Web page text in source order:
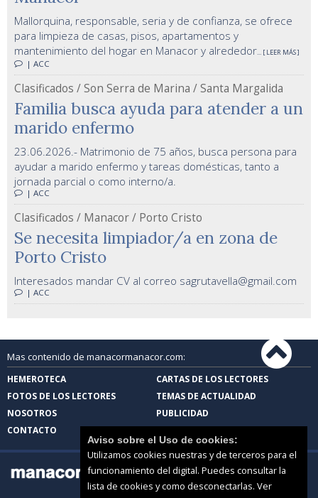
Mallorquina, responsable, seria y de confianza, se ofrece
para limpieza de casas, pisos, apartamentos y
mantenimiento del hogar en Manacor y alrededor... [ LEER MÁS ]
| ACC
Clasificados / Son Serra de Marina / Santa Margalida
Familia busca ayuda para atender a un
marido enfermo
23.06.2026.- Matrimonio de 75 años, busca persona para
ayudar a marido enfermo y tareas domésticas, tanto a
jornada parcial o como interno/a.
| ACC
Clasificados / Manacor / Porto Cristo
Se necesita limpiador/a en zona de
Porto Cristo
Interesados mandar CV al correo sagrutavella@gmail.com
| ACC
Mas contenido de manacormanacor.com:
HEMEROTECA
CARTAS DE LOS LECTORES
FOTOS DE LOS LECTORES
TEMAS DE ACTUALIDAD
NOSOTROS
PUBLICIDAD
CONTACTO
Aviso sobre el Uso de cookies:
Utilizamos cookies nuestras y de terceros para el
funcionamiento del digital. Puedes consultar la
lista de cookies y como desconectarlas. Ver